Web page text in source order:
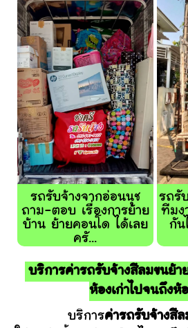
รถรับจ้างจากอ่อนนุช
ถาม-ตอบ เรื่องการย้าย
บ้าน ย้ายคอนโด ได้เลย
ครั...
รถรั
ทีมง
กัน
บริการค่ารถรับจ้างสีลมขนย้า
ห้องเก่าไปจนถึงห้
บริการค่ารถรับจ้างสีล